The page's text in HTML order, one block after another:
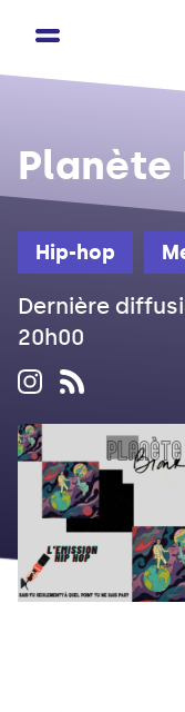
Hip-hop
Planète
Dernière
20h00